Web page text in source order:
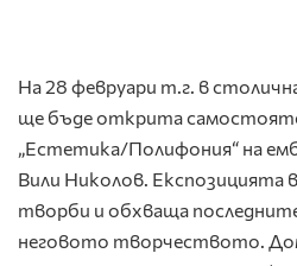
На 28 февруари т.г. в
ще бъде открита
„Естетика/Полифония“ на
Вили Николов. Експозицията
творби и обхваща
неговото творчеството.